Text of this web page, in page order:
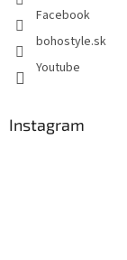
Facebook
bohostyle.sk
Youtube
Instagram